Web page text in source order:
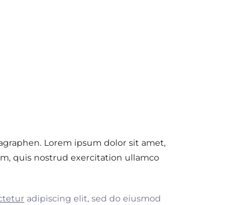
Lorem ipsum dolor sit amet,
quis nostrud exercitation ullamco
adipiscing elit, sed do eiusmod